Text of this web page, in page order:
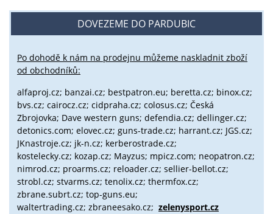
DOVEZEME DO PARDUBIC
Po dohodě k nám na prodejnu můžeme naskladnit zboží
od obchodníků:
alfaproj.cz; banzai.cz; bestpatron.eu; beretta.cz; binox.cz;
bvs.cz; cairocz.cz; cidpraha.cz; colosus.cz; Česká
Zbrojovka; Dave western guns; defendia.cz; dellinger.cz;
detonics.com; elovec.cz; guns-trade.cz; harrant.cz; JGS.cz;
JKnastroje.cz; jk-n.cz; kerberostrade.cz;
kostelecky.cz; kozap.cz; Mayzus; mpicz.com; neopatron.cz;
nimrod.cz; proarms.cz; reloader.cz; sellier-bellot.cz;
strobl.cz; stvarms.cz; tenolix.cz; thermfox.cz;
zbrane.subrt.cz; top-guns.eu;
waltertrading.cz; zbraneesako.cz; zelenysport.cz